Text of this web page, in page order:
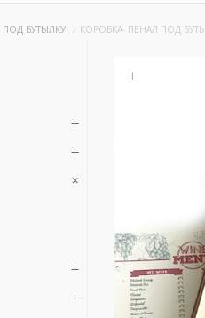
ПОД БУТЫЛКУ КОРОБКА- ПЕНАЛ ПОД
+